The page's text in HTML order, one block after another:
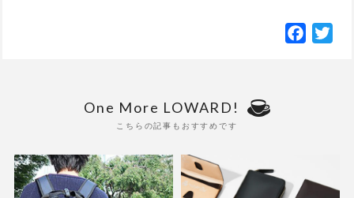
One More LOWARD!
こちらの記事もおすすめです